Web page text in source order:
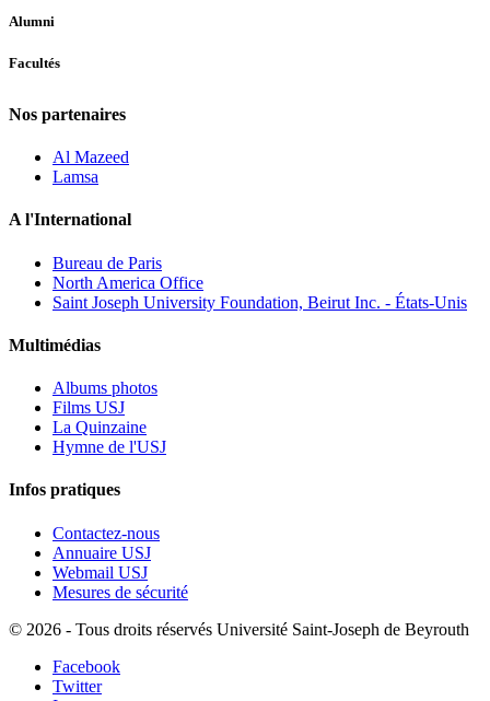
Alumni
Facultés
Nos partenaires
Al Mazeed
Lamsa
A l'International
Bureau de Paris
North America Office
Saint Joseph University Foundation, Beirut Inc. - États-Unis
Multimédias
Albums photos
Films USJ
La Quinzaine
Hymne de l'USJ
Infos pratiques
Contactez-nous
Annuaire USJ
Webmail USJ
Mesures de sécurité
© 2026 - Tous droits réservés Université Saint-Joseph de Beyrouth
Facebook
Twitter